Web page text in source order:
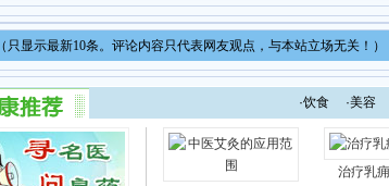
（只显示最新10条。评论内容只代表网友观点，与本站立场无关！）